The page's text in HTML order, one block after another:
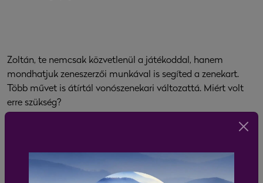
Zoltán, te nemcsak közvetlenül a játékoddal, hanem
mondhatjuk zeneszerzői munkával is segíted a zenekart.
Több művet is átírtál vonószenekari változattá. Miért volt
erre szükség?
szívesen eljátszanánk, de nem kamarazenekari apparátusra
Misi, brácsaszólamvezető, állt elő, de egy kérést kiemelt: az